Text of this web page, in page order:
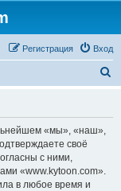
Вход
Регистрация
«мы», «наш»,
своё
с ними,
«www.kytoon.com».
в любое время и